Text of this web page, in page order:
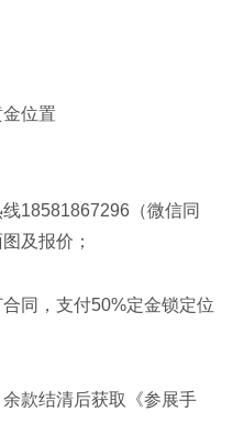
位置‌
18581867296（微信同
及报价；
同，支付50%定金锁定位
款结清后获取《参展手